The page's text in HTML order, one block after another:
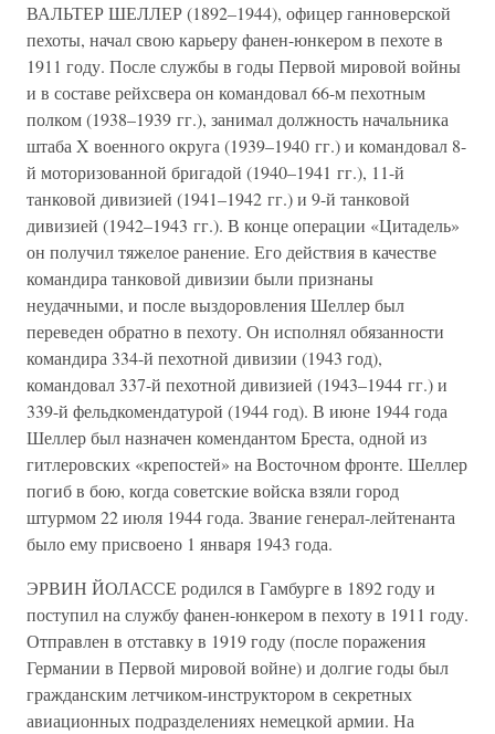
ВАЛЬТЕР ШЕЛЛЕР (1892–1944), офицер ганноверской
пехоты, начал свою карьеру фанен-юнкером в пехоте в
1911 году. После службы в годы Первой мировой войны
и в составе рейхсвера он командовал 66-м пехотным
полком (1938–1939 гг.), занимал должность начальника
штаба X военного округа (1939–1940 гг.) и командовал 8-
й моторизованной бригадой (1940–1941 гг.), 11-й
танковой дивизией (1941–1942 гг.) и 9-й танковой
дивизией (1942–1943 гг.). В конце операции «Цитадель»
он получил тяжелое ранение. Его действия в качестве
командира танковой дивизии были признаны
неудачными, и после выздоровления Шеллер был
переведен обратно в пехоту. Он исполнял обязанности
командира 334-й пехотной дивизии (1943 год),
командовал 337-й пехотной дивизией (1943–1944 гг.) и
339-й фельдкомендатурой (1944 год). В июне 1944 года
Шеллер был назначен комендантом Бреста, одной из
гитлеровских «крепостей» на Восточном фронте. Шеллер
погиб в бою, когда советские войска взяли город
штурмом 22 июля 1944 года. Звание генерал-лейтенанта
было ему присвоено 1 января 1943 года.
ЭРВИН ЙОЛАССЕ родился в Гамбурге в 1892 году и
поступил на службу фанен-юнкером в пехоту в 1911 году.
Отправлен в отставку в 1919 году (после поражения
Германии в Первой мировой войне) и долгие годы был
гражданским летчиком-инструктором в секретных
авиационных подразделениях немецкой армии. На